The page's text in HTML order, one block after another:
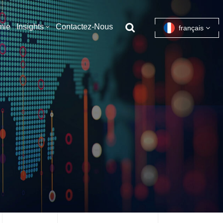
français
English
français
español
Insights Contactez-Nous